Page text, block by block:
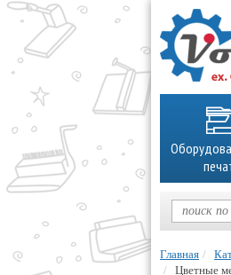
Главная
Цветные